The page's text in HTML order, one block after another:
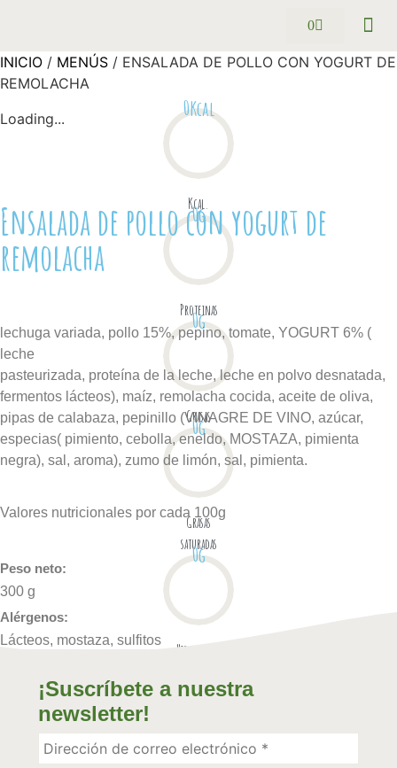
0
INICIO / MENÚS / ENSALADA DE POLLO CON YOGURT DE
REMOLACHA
Loading...
0Kcal
Kcal.
0g
Proteinas
0g
Grasas
0g
Grasas
saturadas
0g
Hidratos C.
Hidrátos C.
Ensalada de pollo con yogurt de
remolacha
lechuga variada, pollo 15%, pepino, tomate, YOGURT 6% (
leche
pasteurizada, proteína de la leche, leche en polvo desnatada,
fermentos lácteos), maíz, remolacha cocida, aceite de oliva,
pipas de calabaza, pepinillo (VINAGRE DE VINO, azúcar,
especias( pimiento, cebolla, eneldo, MOSTAZA, pimienta
negra), sal, aroma), zumo de limón, sal, pimienta.
Valores nutricionales por cada 100g
Peso neto:
300 g
Alérgenos:
Lácteos, mostaza, sulfitos
¡Suscríbete a nuestra
newsletter!